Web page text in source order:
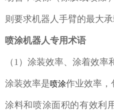
则要求机器人手臂的最大承
喷涂机器人专用术语
（1）涂装效率、涂着效率
涂装效率是喷涂作业效率，
涂料和喷涂面积的有效利